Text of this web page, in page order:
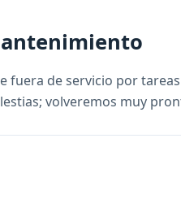
fuera de servicio por
volveremos muy